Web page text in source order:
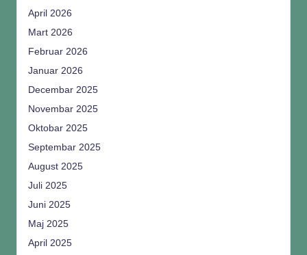
April 2026
Mart 2026
Februar 2026
Januar 2026
Decembar 2025
Novembar 2025
Oktobar 2025
Septembar 2025
August 2025
Juli 2025
Juni 2025
Maj 2025
April 2025